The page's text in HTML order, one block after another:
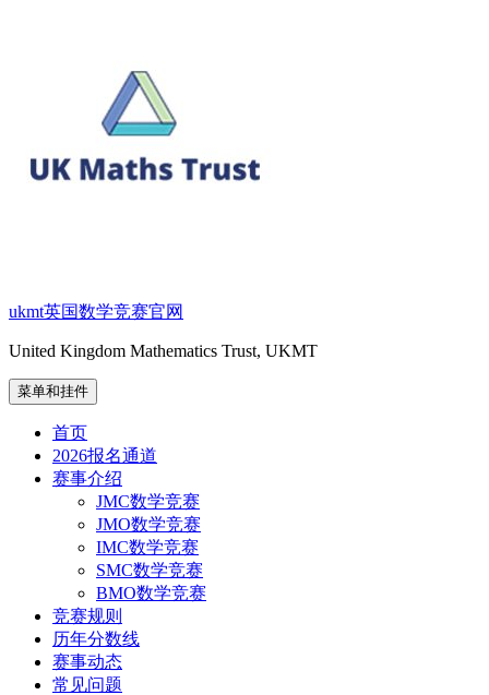
ukmt英国数学竞赛官网
United Kingdom Mathematics Trust, UKMT
菜单和挂件
首页
2026报名通道
赛事介绍
JMC数学竞赛
JMO数学竞赛
IMC数学竞赛
SMC数学竞赛
BMO数学竞赛
竞赛规则
历年分数线
赛事动态
常见问题